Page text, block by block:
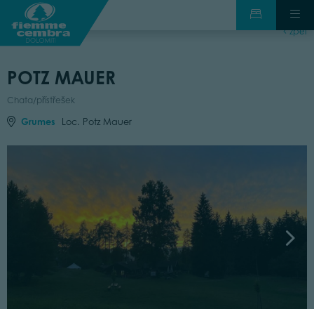
zpět
POTZ MAUER
Chata/přístřešek
Grumes Loc. Potz Mauer